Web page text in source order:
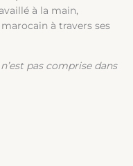
à la main,
à travers ses
pas comprise dans